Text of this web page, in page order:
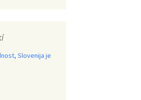
Slovenija je